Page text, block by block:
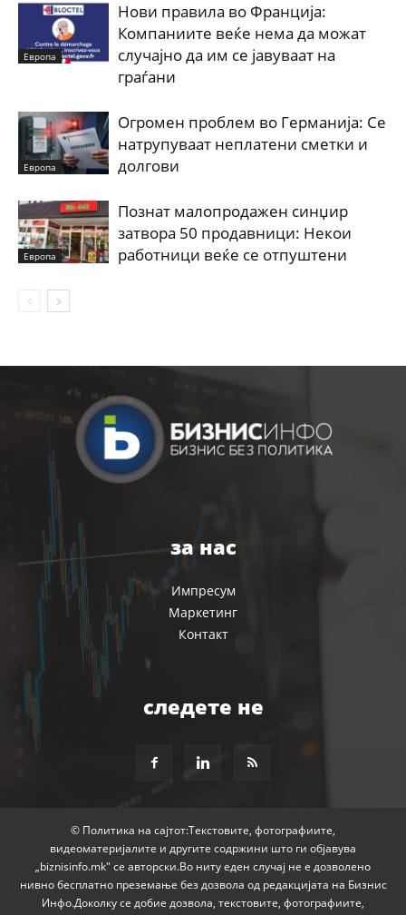
Европа
Нови правила во Франција:
Компаниите веќе нема да можат
случајно да им се јавуваат на
граѓани
Европа
Огромен проблем во Германија: Се
натрупуваат неплатени сметки и
долгови
Европа
Познат малопродажен синџир
затвора 50 продавници: Некои
работници веќе се отпуштени
за нас
Импресум
Маркетинг
Контакт
следете не
© Политика на сајтот:Текстовите, фотографиите,
видеоматеријалите и другите содржини што ги објавува
„biznisinfo.mk" се авторски.Во ниту еден случај не е дозволено
нивно бесплатно преземање без дозвола од редакцијата на Бизнис
Инфо.Доколку се добие дозвола, текстовите, фотографиите,